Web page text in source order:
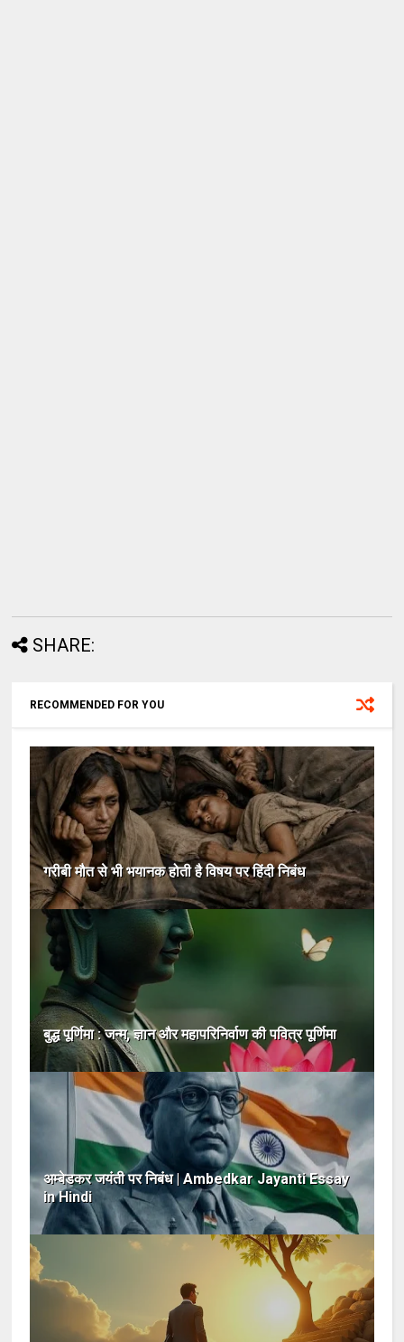
SHARE:
RECOMMENDED FOR YOU
गरीबी मौत से भी भयानक होती है विषय पर हिंदी निबंध
बुद्ध पूर्णिमा : जन्म, ज्ञान और महापरिनिर्वाण की पवित्र पूर्णिमा
अम्बेडकर जयंती पर निबंध | Ambedkar Jayanti Essay
in Hindi